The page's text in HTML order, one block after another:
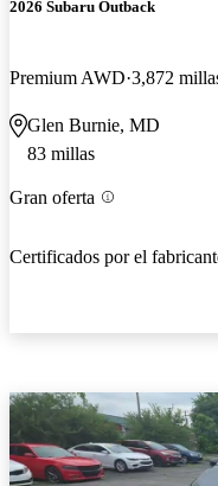
2026 Subaru Outback
Premium AWD 3,872
Glen Burnie, MD
83 millas
Gran oferta
Certificados por el